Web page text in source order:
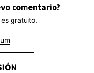
comentario?
es gratuito.